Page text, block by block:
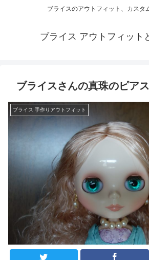
ブライスのアウトフィット、カスタ
ブライス アウトフィット
ブライスさんの真珠のピア
ブライス 手作りアウトフィット